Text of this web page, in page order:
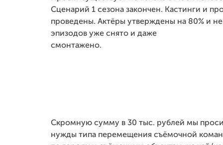
Сценарий 1 сезона закончен. Кастинги и
проведены. Актёры утверждены на 80% и
эпизодов уже снято и даже
смонтажено.
Скромную сумму в 30 тыс. рублей мы
нужды типа перемещения съёмочной